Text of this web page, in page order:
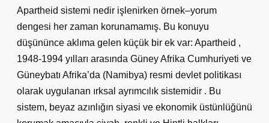
Apartheid sistemi nedir işlenirken örnek–yorum
dengesi her zaman korunamamış. Bu konuyu
düşününce aklıma gelen küçük bir ek var: Apartheid ,
1948-1994 yılları arasında Güney Afrika Cumhuriyeti ve
Güneybatı Afrika’da (Namibya) resmi devlet politikası
olarak uygulanan ırksal ayrımcılık sistemidir . Bu
sistem, beyaz azınlığın siyasi ve ekonomik üstünlüğünü